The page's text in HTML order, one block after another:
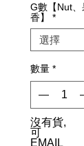
G數【Nut、
香】
*
數量 *
沒有貨,
可
EMAIL